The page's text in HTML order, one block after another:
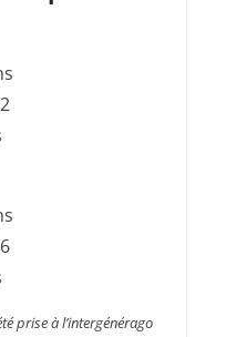
prise à l’intergénérago